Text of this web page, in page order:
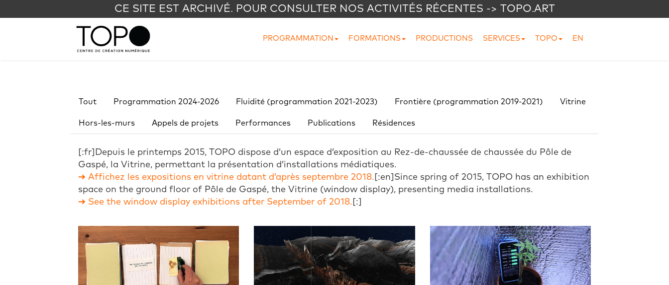
CE SITE EST ARCHIVÉ. POUR CONSULTER NOS ACTIVITÉS RÉCENTES -> TOPO.ART
PROGRAMMATION FORMATIONS PRODUCTIONS SERVICES TOPO EN
Tout Programmation 2024-2026 Fluidité (programmation 2021-2023) Frontière (programmation 2019-2021) Vitrine
Hors-les-murs Appels de projets Performances Publications Résidences
[:fr]Depuis le printemps 2015, TOPO dispose d’un espace d’exposition au Rez-de-chaussée de chaussée du Pôle de
Gaspé, la Vitrine, permettant la présentation d’installations médiatiques.
➔ Affichez les expositions en vitrine datant d’après septembre 2018. [:en]Since spring of 2015, TOPO has an exhibition
space on the ground floor of Pôle de Gaspé, the Vitrine (window display), presenting media installations.
➔ See the window display exhibitions after September of 2018. [:]